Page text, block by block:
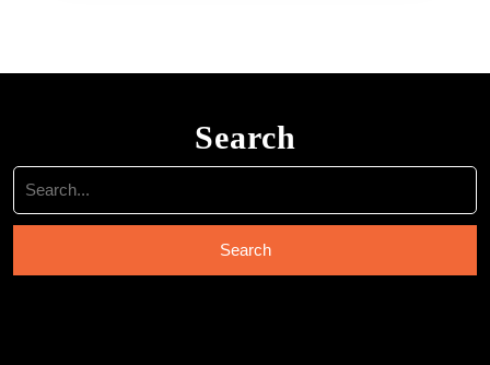
Search
Search
for: